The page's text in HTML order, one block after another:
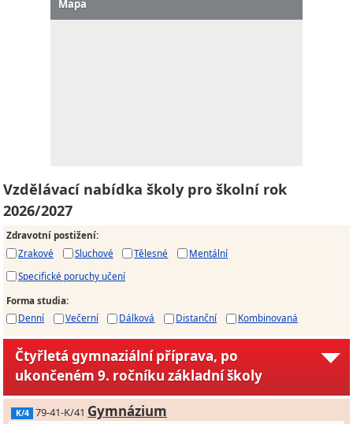
Mapa
Vzdělávací nabídka školy pro školní rok
2026/2027
Zdravotní postižení:
Zrakové
Sluchové Tělesné
Mentální
Specifické poruchy učení
Forma studia:
Denní
Večerní Dálková Distanční Kombinovaná
Čtyřletá gymnaziální příprava, po
ukončeném 9. ročníku základní školy
K/4 79-41-K/41 Gymnázium